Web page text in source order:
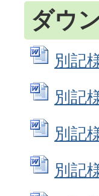
ダウ
別記
別記
別記
別記